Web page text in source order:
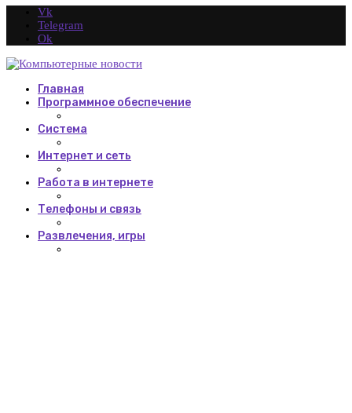
Vk
Telegram
Ok
Главная
Программное обеспечение
Система
Интернет и сеть
Работа в интернете
Телефоны и связь
Развлечения, игры